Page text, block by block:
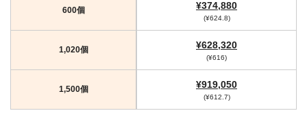
600個 ¥374,880
(¥624.8)
1,020個 ¥628,320
(¥616)
1,500個 ¥919,050
(¥612.7)